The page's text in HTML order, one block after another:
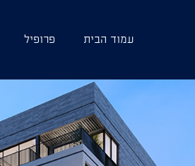
עמוד הבית פרופיל